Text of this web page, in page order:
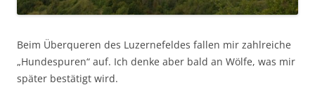
Beim Überqueren des Luzernefeldes fallen mir zahlreiche
„Hundespuren“ auf. Ich denke aber bald an Wölfe, was mir
später bestätigt wird.